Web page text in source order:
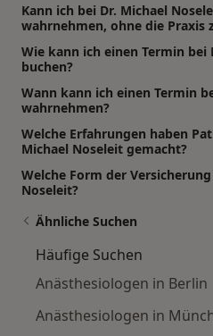
Kann ich bei Dr. Michael
wahrnehmen, ohne die Praxis
Wie kann ich einen Termin bei
buchen?
Wann kann ich einen Termin
wahrnehmen?
Welche Erfahrungen haben
Michael Noseleit gemacht?
Welche Form der
Noseleit?
Ähnliche Suchen
Häufige Suchen
Anästhesiologen in Berlin
Anästhesiologen in